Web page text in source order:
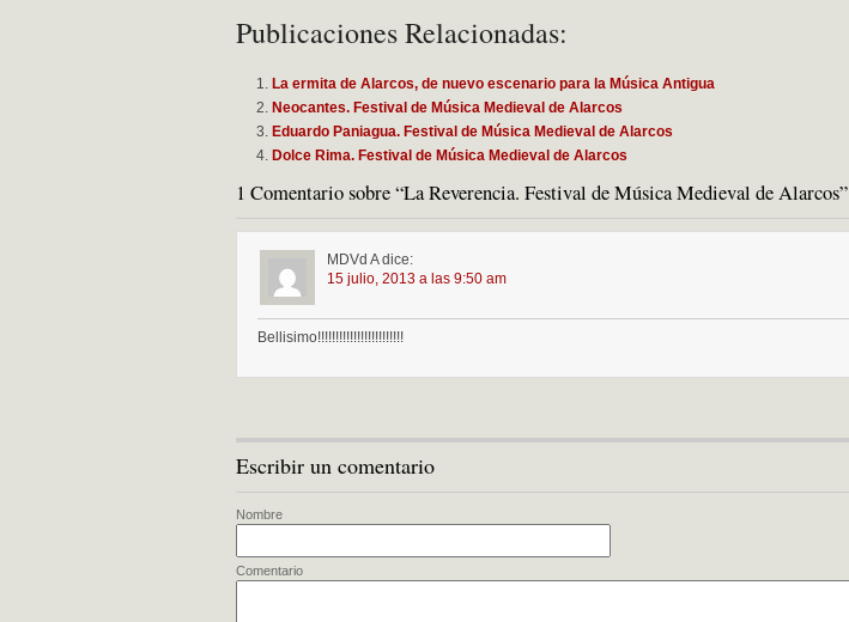
Publicaciones Relacionadas:
La ermita de Alarcos, de nuevo escenario para la Música Antigua
Neocantes. Festival de Música Medieval de Alarcos
Eduardo Paniagua. Festival de Música Medieval de Alarcos
Dolce Rima. Festival de Música Medieval de Alarcos
1 Comentario sobre “La Reverencia. Festival de Música Medieval de Alarcos”
MDVd A dice:
15 julio, 2013 a las 9:50 am
Bellisimo!!!!!!!!!!!!!!!!!!!!!!!!
Escribir un comentario
Nombre
Comentario